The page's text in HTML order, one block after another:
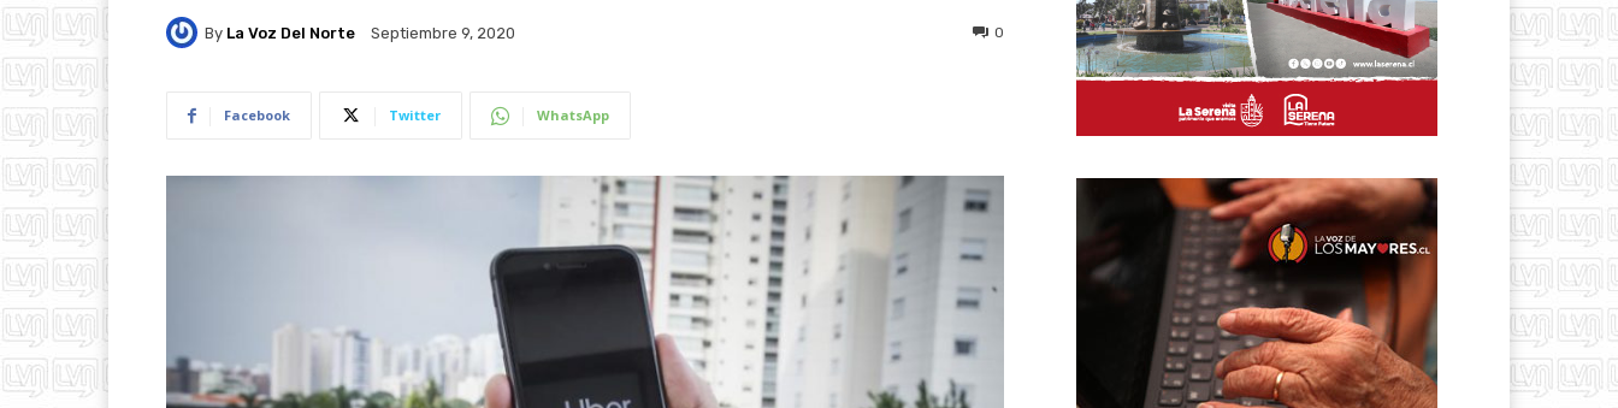
By La Voz Del Norte Septiembre 9, 2020 0
Facebook Twitter WhatsApp